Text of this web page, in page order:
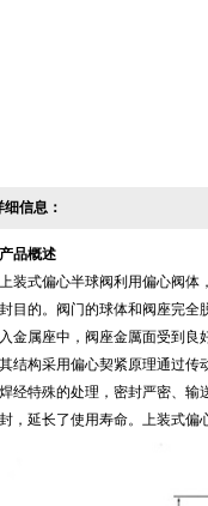
细信息：
产品概述
上装式偏心半球阀利用偏心阀体
封目的。阀门的球体和阀座完全
入金属座中，阀座金厲面受到良
其结构采用偏心契紧原理通过传
焊经特殊的处理，密封严密、输
封，延长了使用寿命。上装式偏